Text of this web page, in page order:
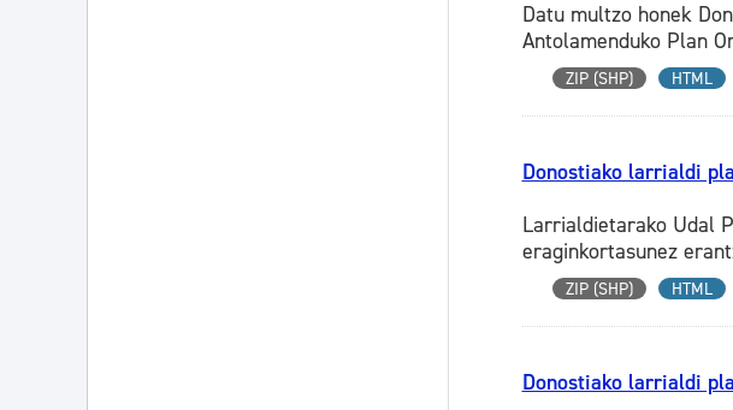
Datu multzo honek
Antolamenduko Plan
ZIP (SHP) HTML
Donostiako larrialdi
Larrialdietarako Udal
eraginkortasunez
ZIP (SHP) HTML
Donostiako larrialdi